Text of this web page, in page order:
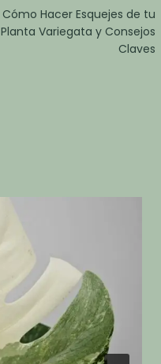
Cómo Hacer Esquejes de tu
Planta Variegata y Consejos
Claves